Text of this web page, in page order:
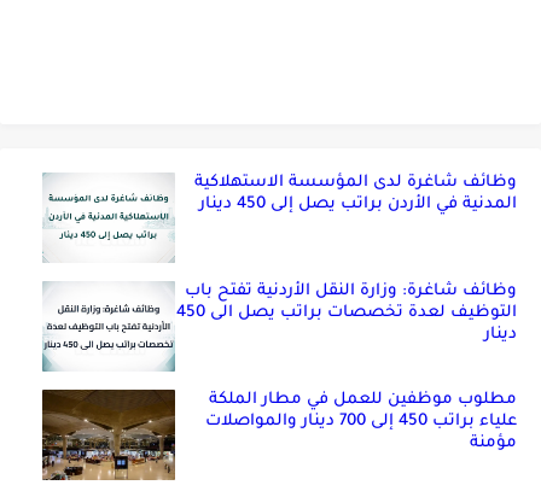
وظائف شاغرة لدى المؤسسة الاستهلاكية
المدنية في الأردن براتب يصل إلى 450 دينار
وظائف شاغرة: وزارة النقل الأردنية تفتح باب
التوظيف لعدة تخصصات براتب يصل الى 450
دينار
مطلوب موظفين للعمل في مطار الملكة
علياء براتب 450 إلى 700 دينار والمواصلات
مؤمنة